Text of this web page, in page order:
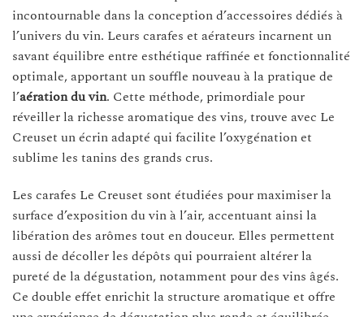
incontournable dans la conception d’accessoires dédiés à
l’univers du vin. Leurs carafes et aérateurs incarnent un
savant équilibre entre esthétique raffinée et fonctionnalité
optimale, apportant un souffle nouveau à la pratique de
l’aération du vin. Cette méthode, primordiale pour
réveiller la richesse aromatique des vins, trouve avec Le
Creuset un écrin adapté qui facilite l’oxygénation et
sublime les tanins des grands crus.
Les carafes Le Creuset sont étudiées pour maximiser la
surface d’exposition du vin à l’air, accentuant ainsi la
libération des arômes tout en douceur. Elles permettent
aussi de décoller les dépôts qui pourraient altérer la
pureté de la dégustation, notamment pour des vins âgés.
Ce double effet enrichit la structure aromatique et offre